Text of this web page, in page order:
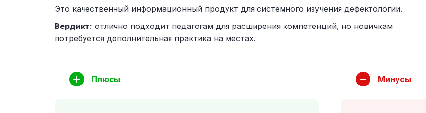
Это качественный информационный продукт для системного изучения дефектологии.
Вердикт: отлично подходит педагогам для расширения компетенций, но новичкам
потребуется дополнительная практика на местах.
Плюсы Минусы